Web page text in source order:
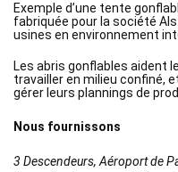
Exemple d’une tente
fabriquée pour la société
usines en environnement
Les abris gonflables aident
travailler en milieu confiné,
gérer leurs plannings de
Nous fournissons
3 Descendeurs, Aéroport de